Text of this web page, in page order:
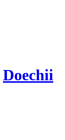
Doechii